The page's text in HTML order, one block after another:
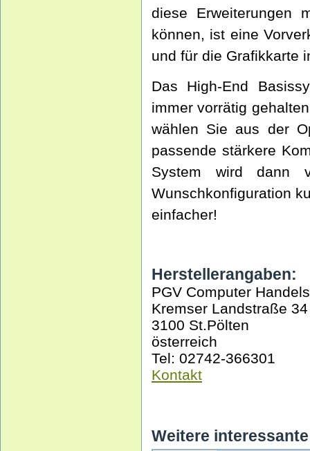
diese Erweiterungen
können, ist eine
und für die Grafikkarte
Das High-End
immer vorrätig
wählen Sie aus der
passende stärkere
System wird dann
Wunschkonfiguration
einfacher!
Herstellerangaben:
PGV Computer
Kremser Landstraße 34
3100 St.Pölten
österreich
Tel: 02742-366301
Kontakt
Weitere